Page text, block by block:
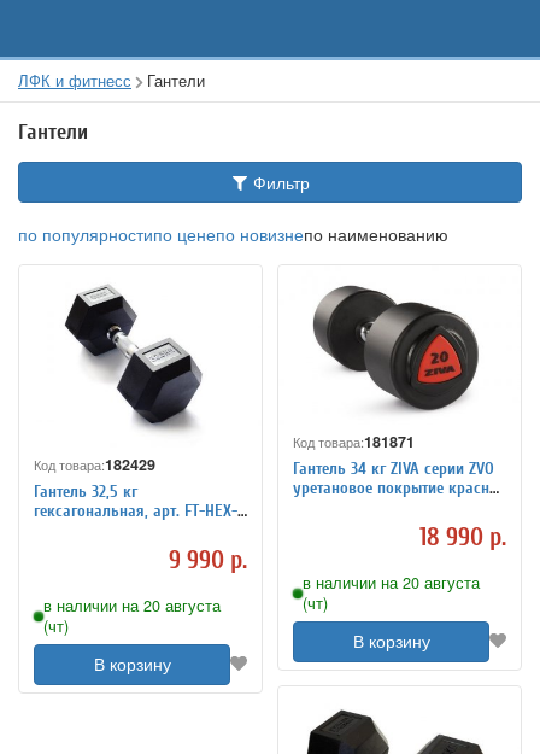
ЛФК и фитнесс Гантели
Гантели
Фильтр
по популярностипо ценепо новизнепо наименованию
Код товара:182429
Гантель 32,5 кг
гексагональная, арт. FT-HEX-
9 990 р.
в наличии на 20 августа
(чт)
В корзину
Код товара:181871
Гантель 34 кг ZIVA серии ZVO
уретановое покрытие красная
18 990 р.
в наличии на 20 августа
(чт)
В корзину